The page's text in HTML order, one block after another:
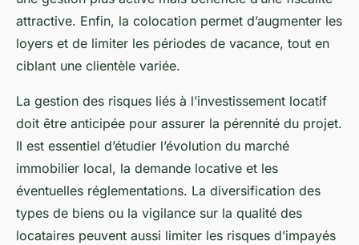
attractive. Enfin, la colocation permet d’augmenter les
loyers et de limiter les périodes de vacance, tout en
ciblant une clientèle variée.
La gestion des risques liés à l’investissement locatif
doit être anticipée pour assurer la pérennité du projet.
Il est essentiel d’étudier l’évolution du marché
immobilier local, la demande locative et les
éventuelles réglementations. La diversification des
types de biens ou la vigilance sur la qualité des
locataires peuvent aussi limiter les risques d’impayés